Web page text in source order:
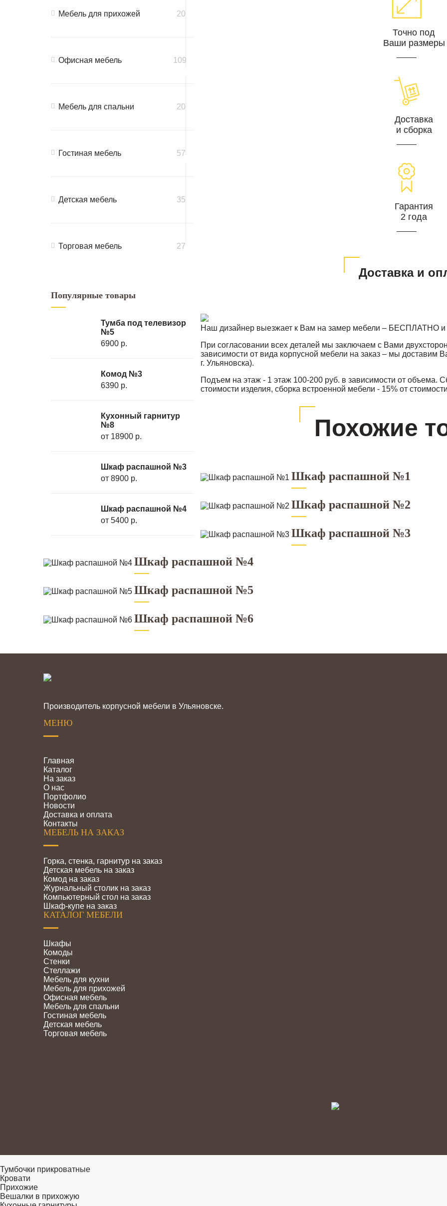
Мебель для прихожей 20
Офисная мебель 109
Мебель для спальни 20
Гостиная мебель 57
Детская мебель 35
Торговая мебель 27
Популярные товары
Тумба под телевизор
№5
6900 р.
Комод №3
6390 р.
Кухонный гарнитур
№8
от 18900 р.
Шкаф распашной №3
от 8900 р.
Шкаф распашной №4
от 5400 р.
Точно под
Ваши размеры
Доставка
и сборка
Гарантия
2 года
Доставка и
Наш дизайнер выезжает к Вам на замер мебели – БЕСПЛАТНО и
При согласовании всех деталей мы заключаем с Вами
зависимости от вида корпусной мебели на заказ – мы доставим
г. Ульяновска).
Подъем на этаж - 1 этаж 100-200 руб. в зависимости от объема.
стоимости изделия, сборка встроенной мебели - 15% от
Похожие
Шкаф распашной №1
Шкаф распашной №2
Шкаф распашной №3
Шкаф распашной №4
Шкаф распашной №5
Шкаф распашной №6
Производитель корпусной мебели в Ульяновске.
МЕНЮ
Главная
Каталог
На заказ
О нас
Портфолио
Новости
Доставка и оплата
Контакты
МЕБЕЛЬ НА ЗАКАЗ
Горка, стенка, гарнитур на заказ
Детская мебель на заказ
Комод на заказ
Журнальный столик на заказ
Компьютерный стол на заказ
Шкаф-купе на заказ
КАТАЛОГ МЕБЕЛИ
Шкафы
Комоды
Стенки
Стеллажи
Мебель для кухни
Мебель для прихожей
Офисная мебель
Мебель для спальни
Гостиная мебель
Детская мебель
Торговая мебель
Тумбочки прикроватные
Кровати
Прихожие
Вешалки в прихожую